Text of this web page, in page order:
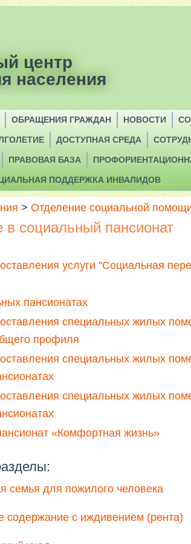
центр
населения
ОБРАЩЕНИЯ ГРАЖДАН НОВОСТИ
ДОСТУПНАЯ СРЕДА
ПРАВОВАЯ БАЗА
ПОДДЕРЖКА ИНВАЛИДОВ
> Отделение социальной
социальный пансионат
услуги "Социальная
пансионатах
специальных жилых
профиля
специальных жилых
специальных жилых
«Комфортная жизнь»
для пожилого человека
содержание с иждивением (рента)